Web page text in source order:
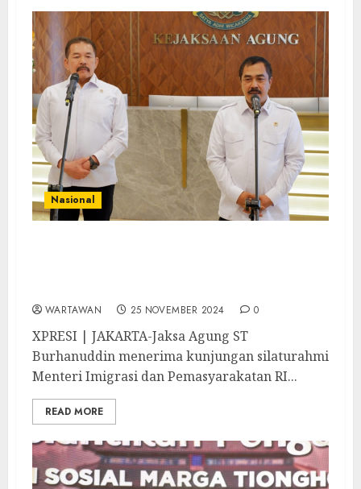
Nasional
WARTAWAN 25 NOVEMBER 2024 0
XPRESI | JAKARTA-Jaksa Agung ST
Burhanuddin menerima kunjungan silaturahmi
Menteri Imigrasi dan Pemasyarakatan RI...
READ MORE